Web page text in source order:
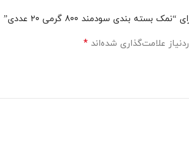
بندی سودمند ۸۰۰ گرمی ۲۰ عددی”
علامت‌گذاری شده‌اند *